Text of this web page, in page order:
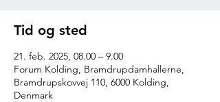
Tid og sted
21. feb. 2025, 08.00 – 9.00
Forum Kolding, Bramdrupdamhallerne,
Bramdrupskovvej 110, 6000 Kolding,
Denmark